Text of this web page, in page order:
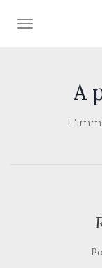
AFFICHER/
A